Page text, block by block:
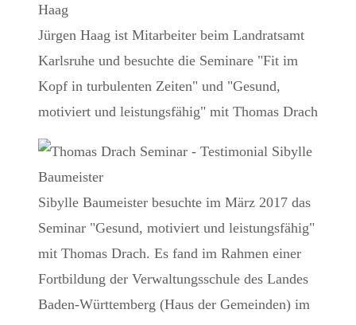
Jürgen Haag ist Mitarbeiter beim Landratsamt
Karlsruhe und besuchte die Seminare "Fit im
Kopf in turbulenten Zeiten" und "Gesund,
motiviert und leistungsfähig" mit Thomas Drach
Sibylle Baumeister besuchte im März 2017 das
Seminar "Gesund, motiviert und leistungsfähig"
mit Thomas Drach. Es fand im Rahmen einer
Fortbildung der Verwaltungsschule des Landes
Baden-Württemberg (Haus der Gemeinden) im